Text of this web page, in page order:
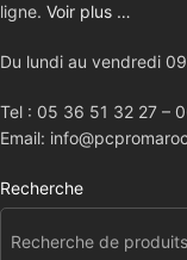
ligne. Voir plus …
Du lundi au vendredi
Tel : 05 36 51 32 27 –
Email:
Recherche